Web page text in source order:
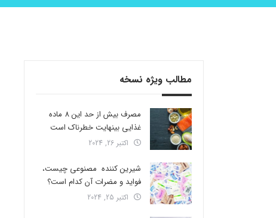
مطالب ویژه نسخه
مصرف بیش از حد این 8 ماده
غذایی بینهایت خطرناک است
اکتبر 26, 2024
شیرین کننده مصنوعی چیست،
فواید و مضرات آن کدام است؟
اکتبر 25, 2024